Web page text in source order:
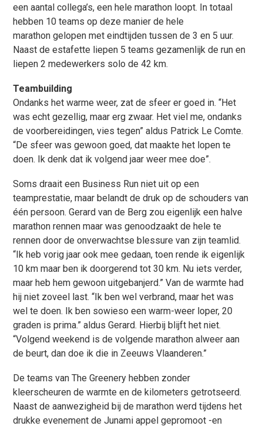
een aantal collega’s, een hele marathon loopt. In totaal
hebben 10 teams op deze manier de hele
marathon gelopen met eindtijden tussen de 3 en 5 uur.
Naast de estafette liepen 5 teams gezamenlijk de run en
liepen 2 medewerkers solo de 42 km.
Teambuilding
Ondanks het warme weer, zat de sfeer er goed in. “Het
was echt gezellig, maar erg zwaar. Het viel me, ondanks
de voorbereidingen, vies tegen” aldus Patrick Le Comte.
“De sfeer was gewoon goed, dat maakte het lopen te
doen. Ik denk dat ik volgend jaar weer mee doe”.
Soms draait een Business Run niet uit op een
teamprestatie, maar belandt de druk op de schouders van
één persoon. Gerard van de Berg zou eigenlijk een halve
marathon rennen maar was genoodzaakt de hele te
rennen door de onverwachtse blessure van zijn teamlid.
“Ik heb vorig jaar ook mee gedaan, toen rende ik eigenlijk
10 km maar ben ik doorgerend tot 30 km. Nu iets verder,
maar heb hem gewoon uitgebanjerd.” Van de warmte had
hij niet zoveel last. “Ik ben wel verbrand, maar het was
wel te doen. Ik ben sowieso een warm-weer loper, 20
graden is prima.” aldus Gerard. Hierbij blijft het niet.
“Volgend weekend is de volgende marathon alweer aan
de beurt, dan doe ik die in Zeeuws Vlaanderen.”
De teams van The Greenery hebben zonder
kleerscheuren de warmte en de kilometers getrotseerd.
Naast de aanwezigheid bij de marathon werd tijdens het
drukke evenement de Junami appel gepromoot -en